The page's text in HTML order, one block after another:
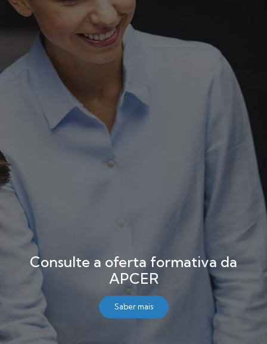
Consulte a oferta formativa da
APCER
Saber mais